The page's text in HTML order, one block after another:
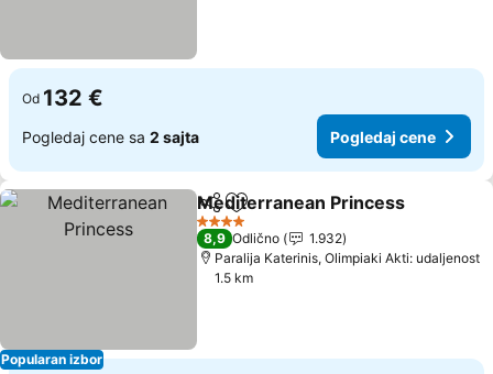
Od 132 €
Pogledaj cene sa 2 sajta Pogledaj cene
Popularan izbor
Deli Dodati u favorite
Mediterranean Princess
4 Zvezdice
8,9 Odlično
1.932
Paralija Katerinis, Olimpiaki Akti: udaljenost
1.5 km